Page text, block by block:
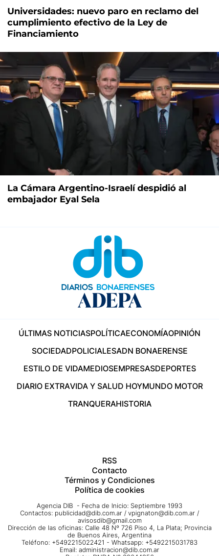
Universidades: nuevo paro en reclamo del
cumplimiento efectivo de la Ley de
Financiamiento
La Cámara Argentino-Israelí despidió al
embajador Eyal Sela
ÚLTIMAS NOTICIASPOLÍTICAECONOMÍAOPINIÓN
SOCIEDADPOLICIALESADN BONAERENSE
ESTILO DE VIDAMEDIOSEMPRESASDEPORTES
DIARIO EXTRAVIDA Y SALUD HOYMUNDO MOTOR
TRANQUERAHISTORIA
RSS
Contacto
Términos y Condiciones
Política de cookies
Agencia DIB - Fecha de Inicio: Septiembre 1993
Contactos: publicidad@dib.com.ar / vpignaton@dib.com.ar /
avisosdib@gmail.com
Dirección de las oficinas: Calle 48 Nº 726 Piso 4, La Plata; Provincia
de Buenos Aires, Argentina
Teléfono: +5492215022421 - Whatsapp: +5492215031783
Email: administracion@dib.com.ar